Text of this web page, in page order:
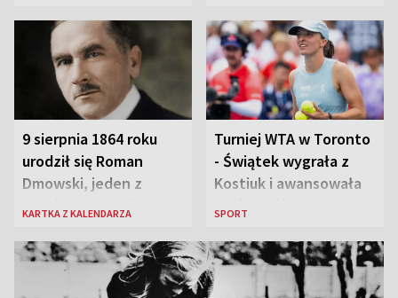
9 sierpnia 1864 roku
urodził się Roman
Dmowski, jeden z
„ojców” niepodległej
KARTKA Z KALENDARZA
Turniej WTA w Toronto
- Świątek wygrała z
Kostiuk i awansowała
do ćwierćfinału
SPORT